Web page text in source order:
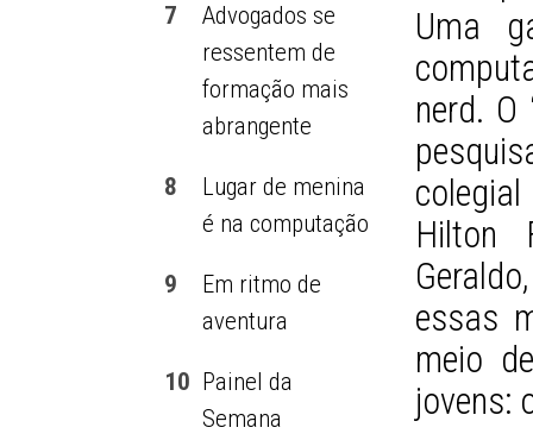
7
Advogados se
ressentem de
formação mais
abrangente
8
Lugar de menina
é na computação
9
Em ritmo de
aventura
10 Painel da
Semana
Uma
nerd. O
Hilton
essas
meio
jovens: